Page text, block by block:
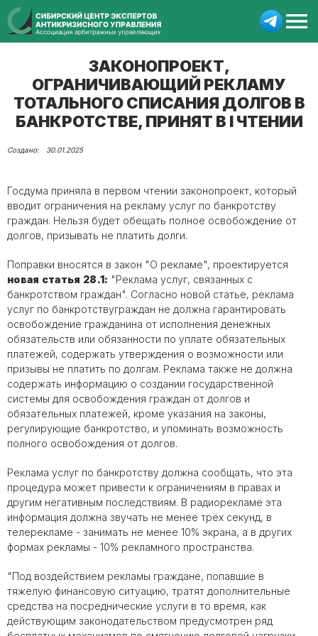
ЗАКОНОПРОЕКТ,
ОГРАНИЧИВАЮЩИЙ РЕКЛАМУ
ТОТАЛЬНОГО СПИСАНИЯ ДОЛГОВ В
БАНКРОТСТВЕ, ПРИНЯТ В I ЧТЕНИИ
30.01.2025
Госдума приняла в первом чтении законопроект, который
вводит ограничения на рекламу услуг по банкротству
граждан. Нельзя будет обещать полное освобождение от
долгов, призывать не платить долги.
Поправки вносятся в закон "О рекламе", проектируется
новая статья 28.1: "Реклама услуг, связанных с
банкротством граждан". Согласно новой статье, реклама
услуг по банкротствуграждан не должна гарантировать
освобождение гражданина от исполнения денежных
обязательств или обязанности по уплате обязательных
платежей, содержать утверждения о возможности или
призывы не платить по долгам. Реклама также не должна
содержать информацию о создании государственной
системы для освобождения граждан от долгов и
обязательных платежей, кроме указания на законы,
регулирующие банкротство, и упоминать возможность
полного освобождения от долгов.
Реклама услуг по банкротству должна сообщать, что эта
процедура может привести к ограничениям в правах и
другим негативным последствиям. В радиорекламе эта
информация должна звучать не менее трёх секунд, в
телерекламе - занимать не менее 10% экрана, а в других
формах рекламы - 10% рекламного пространства.
"Под воздействием рекламы граждане, попавшие в
тяжелую финансовую ситуацию, тратят дополнительные
средства на посреднические услуги в то время, как
действующим законодательством предусмотрен ряд